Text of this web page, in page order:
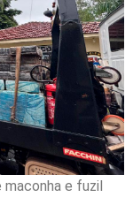
e fuzil